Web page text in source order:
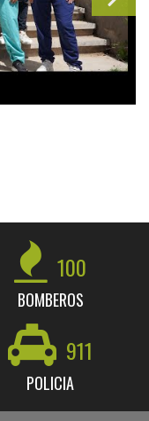
100
BOMBEROS
911
POLICIA